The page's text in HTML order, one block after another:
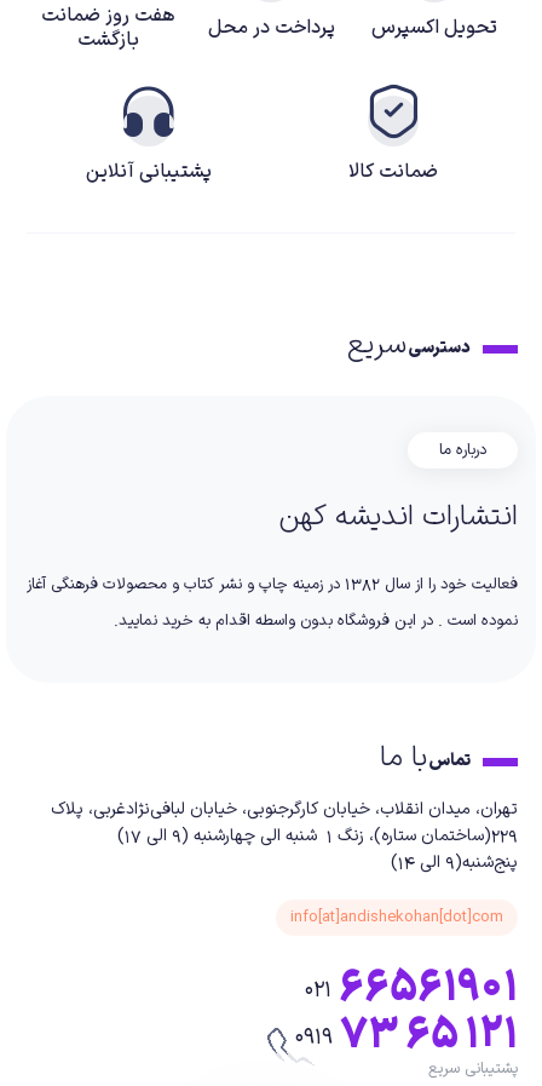
تحویل اکسپرس پرداخت در محل
هفت روز ضمانت
بازگشت
ضمانت کالا پشتیبانی آنلاین
دسترسیسریع
درباره ما
انتشارات اندیشه کهن
فعالیت خود را از سال 1382 در زمینه چاپ و نشر کتاب و محصولات فرهنگی آغاز
نموده است . در این فروشگاه بدون واسطه اقدام به خرید نمایید.
تماسبا ما
تهران، میدان انقلاب، خیابان کارگرجنوبی، خیابان لبافی‌نژادغربی، پلاک
229(ساختمان ستاره)، زنگ 1 شنبه الی چهارشنبه (9 الی 17)
پنج‌شنبه(9 الی 14)
info[at]andishekohan[dot]com
021 66561901
0919 73 65 121
پشتیبانی سریع